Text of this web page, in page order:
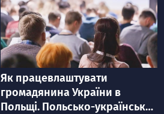
категорія
Як працевлаштувати
громадянина України в
Польщі. Польсько-українська